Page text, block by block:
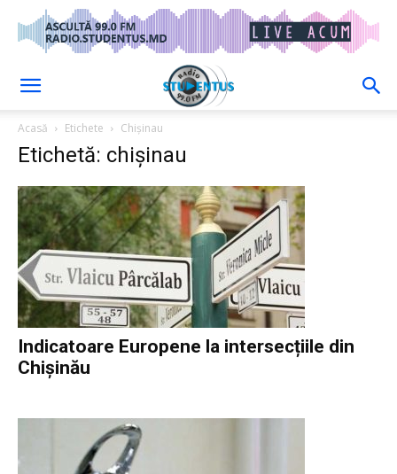
Acasă Etichete Chișinau
Etichetă: chișinau
Indicatoare Europene la intersecțiile din
Chișinău